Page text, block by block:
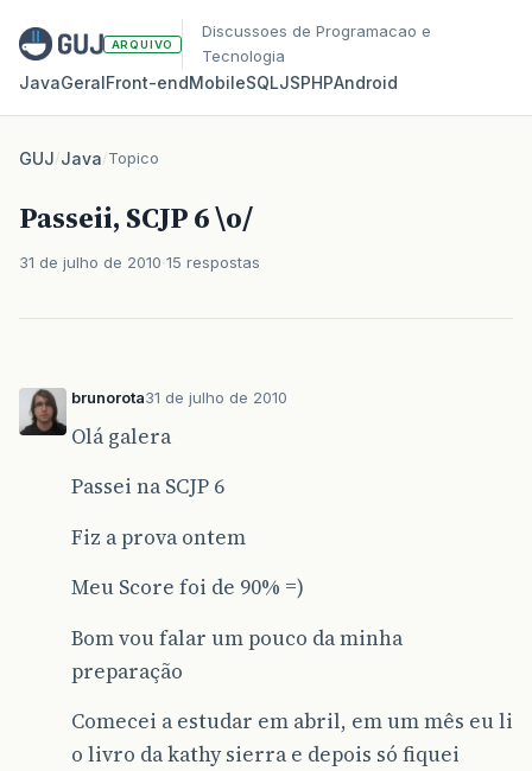
ARQUIVO
Discussoes de Programacao e
Tecnologia
JavaGeralFront‑endMobileSQLJSPHPAndroid
GUJ/Java/Topico
Passeii, SCJP 6 \o/
31 de julho de 2010 15 respostas
brunorota31 de julho de 2010
Olá galera
Passei na SCJP 6
Fiz a prova ontem
Meu Score foi de 90% =)
Bom vou falar um pouco da minha
preparação
Comecei a estudar em abril, em um mês eu li
o livro da kathy sierra e depois só fiquei